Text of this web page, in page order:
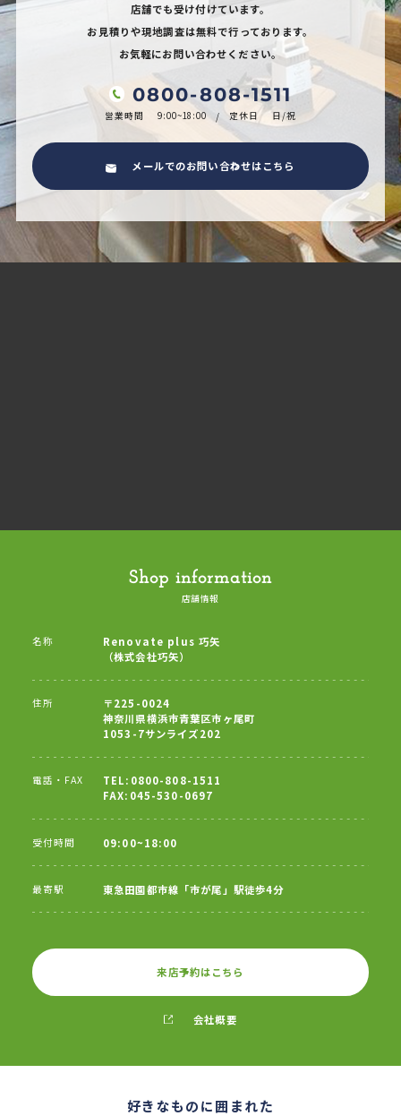
店舗でも受け付けています。
お見積りや現地調査は無料で行っております。
お気軽にお問い合わせください。
0800-808-1511
営業時間 9:00~18:00 定休日 日/祝
メールでのお問い合わせはこちら
Shop information
店舗情報
名称
Renovate plus 巧矢
（株式会社巧矢）
住所
〒225-0024
神奈川県横浜市青葉区市ヶ尾町
1053-7サンライズ202
電話・FAX
TEL:0800-808-1511
FAX:045-530-0697
受付時間 09:00~18:00
最寄駅 東急田園都市線「市が尾」駅徒歩4分
来店予約はこちら
会社概要
好きなものに囲まれた